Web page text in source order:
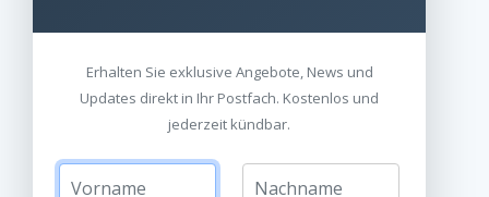
Erhalten Sie exklusive Angebote, News und
Updates direkt in Ihr Postfach. Kostenlos und
jederzeit kündbar.